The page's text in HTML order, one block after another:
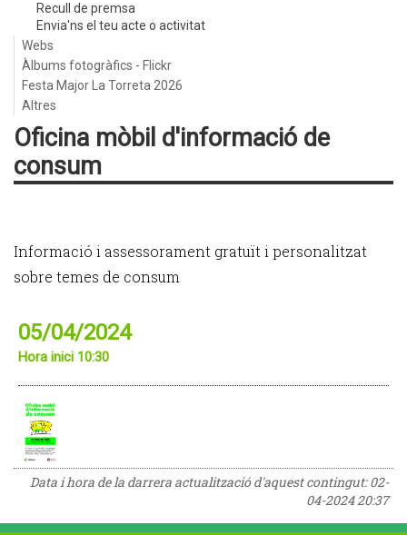
Recull de premsa
Envia'ns el teu acte o activitat
Webs
Àlbums fotogràfics - Flickr
Festa Major La Torreta 2026
Altres
Oficina mòbil d'informació de
consum
Informació i assessorament gratuït i personalitzat
sobre temes de consum
05/04/2024
Hora inici 10:30
Data i hora de la darrera actualització d'aquest contingut:02-
04-2024 20:37